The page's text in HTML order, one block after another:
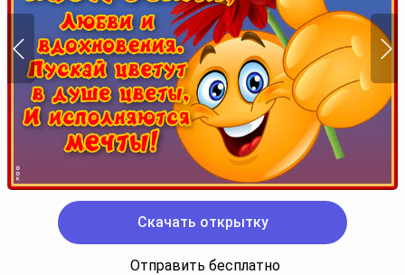
Скачать открытку
Отправить бесплатно